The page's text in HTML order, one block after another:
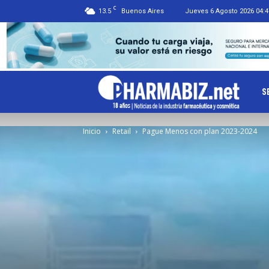
13.5 C Buenos Aires Jueves 6 Agosto 2026
Inicio Retail Pague Menos con plan 2023-2024